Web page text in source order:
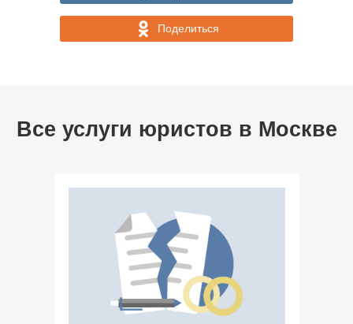
Поделиться
Все услуги юристов в Москве